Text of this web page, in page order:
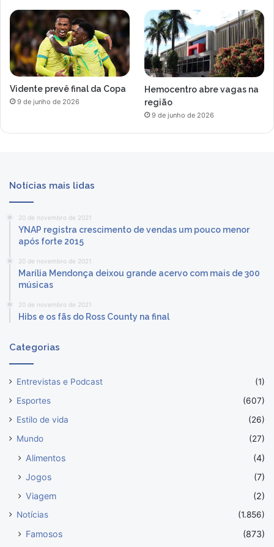
Vidente prevê final da Copa
9 de junho de 2026
Hemocentro abre vagas na
região
9 de junho de 2026
Notícias mais lidas
20 de novembro de 2021
YNAP registra crescimento de vendas um pouco menor
após forte 2015
20 de novembro de 2021
Marília Mendonça deixou grande acervo com mais de 300
músicas
20 de novembro de 2021
Hibs e os fãs do Ross County na final
Categorias
Entrevistas e Podcast
(1)
Esportes
(607)
Estilo de vida
(26)
Mundo
(27)
Alimentos
(4)
Jogos
(7)
Viagem
(2)
Notícias (1.856)
Famosos
(873)